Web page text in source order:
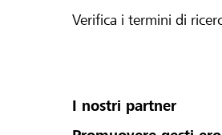
Verifica i termini di
I nostri partner